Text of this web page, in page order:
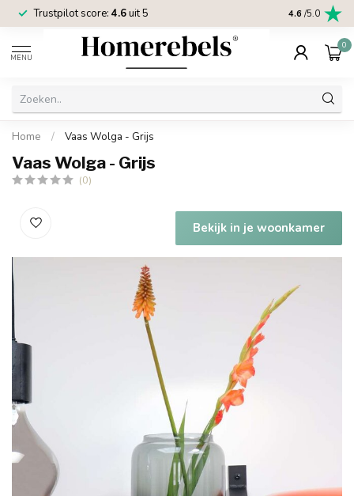
Trustpilot score: 4.6uit 5 2 jaar
4.6 /5.0
MENU
0
Home / Vaas Wolga - Grijs
Vaas Wolga - Grijs
(0)
Bekijk in je woonkamer